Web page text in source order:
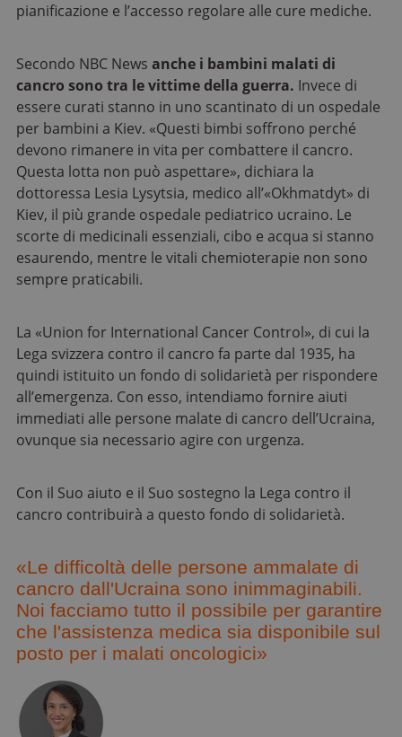
pianificazione e l’accesso regolare alle cure mediche.
Secondo NBC News anche i bambini malati di
cancro sono tra le vittime della guerra. Invece di
essere curati stanno in uno scantinato di un ospedale
per bambini a Kiev. «Questi bimbi soffrono perché
devono rimanere in vita per combattere il cancro.
Questa lotta non può aspettare», dichiara la
dottoressa Lesia Lysytsia, medico all’«Okhmatdyt» di
Kiev, il più grande ospedale pediatrico ucraino. Le
scorte di medicinali essenziali, cibo e acqua si stanno
esaurendo, mentre le vitali chemioterapie non sono
sempre praticabili.
La «Union for International Cancer Control», di cui la
Lega svizzera contro il cancro fa parte dal 1935, ha
quindi istituito un fondo di solidarietà per rispondere
all’emergenza. Con esso, intendiamo fornire aiuti
immediati alle persone malate di cancro dell’Ucraina,
ovunque sia necessario agire con urgenza.
Con il Suo aiuto e il Suo sostegno la Lega contro il
cancro contribuirà a questo fondo di solidarietà.
«Le difficoltà delle persone ammalate di
cancro dall'Ucraina sono inimmaginabili.
Noi facciamo tutto il possibile per garantire
che l'assistenza medica sia disponibile sul
posto per i malati oncologici»